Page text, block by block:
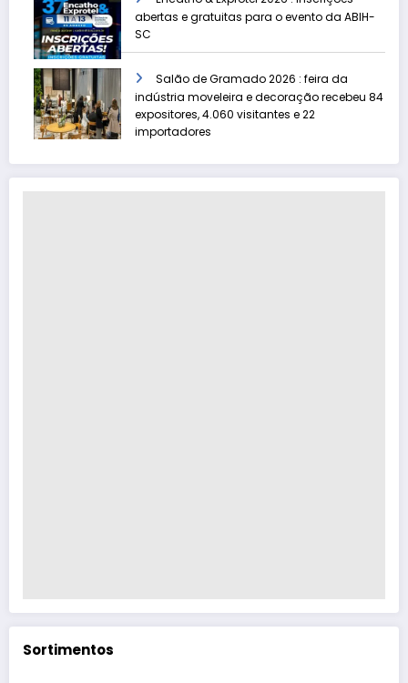
abertas e gratuitas para o evento da ABIH-
SC
Salão de Gramado 2026 : feira da
indústria moveleira e decoração recebeu 84
expositores, 4.060 visitantes e 22
importadores
Sortimentos